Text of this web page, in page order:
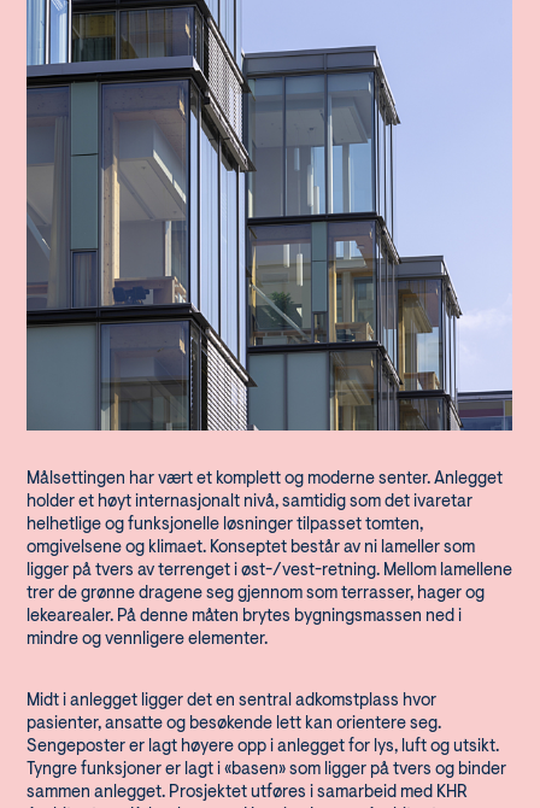
Målsettingen har vært et komplett og moderne senter. Anlegget
holder et høyt internasjonalt nivå, samtidig som det ivaretar
helhetlige og funksjonelle løsninger tilpasset tomten,
omgivelsene og klimaet. Konseptet består av ni lameller som
ligger på tvers av terrenget i øst-/vest-retning. Mellom lamellene
trer de grønne dragene seg gjennom som terrasser, hager og
lekearealer. På denne måten brytes bygningsmassen ned i
mindre og vennligere elementer.
Midt i anlegget ligger det en sentral adkomstplass hvor
pasienter, ansatte og besøkende lett kan orientere seg.
Sengeposter er lagt høyere opp i anlegget for lys, luft og utsikt.
Tyngre funksjoner er lagt i «basen» som ligger på tvers og binder
sammen anlegget. Prosjektet utføres i samarbeid med KHR